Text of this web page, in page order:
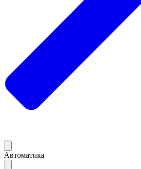
Автоматика